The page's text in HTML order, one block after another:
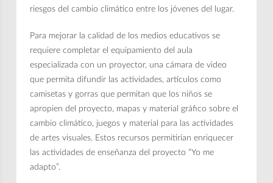
riesgos del cambio climático entre los jóvenes del lugar.
Para mejorar la calidad de los medios educativos se
requiere completar el equipamiento del aula
especializada con un proyector, una cámara de video
que permita difundir las actividades, artículos como
camisetas y gorras que permitan que los niños se
apropien del proyecto, mapas y material gráfico sobre el
cambio climático, juegos y material para las actividades
de artes visuales. Estos recursos permitirían enriquecer
las actividades de enseñanza del proyecto “Yo me
adapto”.